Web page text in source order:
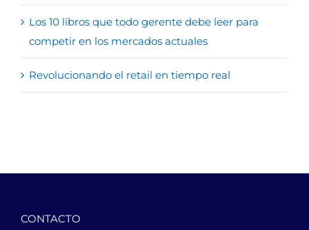
Los 10 libros que todo gerente debe leer para
competir en los mercados actuales
Revolucionando el retail en tiempo real
CONTACTO